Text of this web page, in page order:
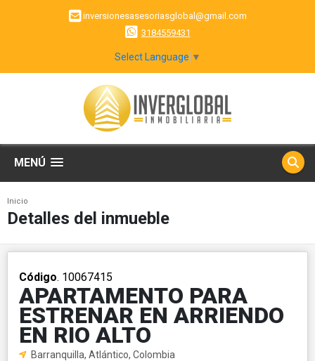
inversionesasesoriasglobal@gmail.com
3184559431
Select Language ▼
MENÚ
Inicio
Detalles del inmueble
Código. 10067415
APARTAMENTO PARA
ESTRENAR EN ARRIENDO
EN RIO ALTO
Barranquilla, Atlántico, Colombia